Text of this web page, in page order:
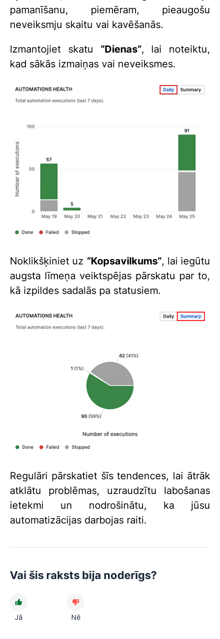
pamanīšanu, piemēram, pieaugošu
neveiksmju skaitu vai kavēšanās.
Izmantojiet skatu “Dienas”, lai noteiktu,
kad sākās izmaiņas vai neveiksmes.
Noklikšķiniet uz “Kopsavilkums”, lai iegūtu
augsta līmeņa veiktspējas pārskatu par to,
kā izpildes sadalās pa statusiem.
Regulāri pārskatiet šīs tendences, lai ātrāk
atklātu problēmas, uzraudzītu labošanas
ietekmi un nodrošinātu, ka jūsu
automatizācijas darbojas raiti.
Vai šis raksts bija noderīgs?
Jā Nē